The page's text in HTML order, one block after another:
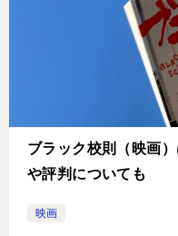
ブラック校則（映画
や評判についても
映画